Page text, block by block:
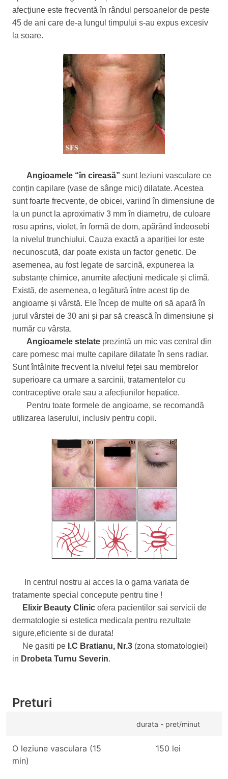
afecțiune este frecventă în rândul persoanelor de peste
45 de ani care de-a lungul timpului s-au expus excesiv
la soare.
Angioamele “în cireasă” sunt leziuni vasculare ce
conțin capilare (vase de sânge mici) dilatate. Acestea
sunt foarte frecvente, de obicei, variind în dimensiune de
la un punct la aproximativ 3 mm în diametru, de culoare
rosu aprins, violet, în formă de dom, apărând îndeosebi
la nivelul trunchiului. Cauza exactă a apariției lor este
necunoscută, dar poate exista un factor genetic. De
asemenea, au fost legate de sarcină, expunerea la
substanțe chimice, anumite afecțiuni medicale și climă.
Există, de asemenea, o legătură între acest tip de
angioame și vârstă. Ele încep de multe ori să apară în
jurul vârstei de 30 ani și par să crească în dimensiune și
număr cu vârsta.
Angioamele stelate prezintă un mic vas central din
care pornesc mai multe capilare dilatate în sens radiar.
Sunt întâlnite frecvent la nivelul feței sau membrelor
superioare ca urmare a sarcinii, tratamentelor cu
contraceptive orale sau a afecțiunilor hepatice.
Pentru toate formele de angioame, se recomandă
utilizarea laserului, inclusiv pentru copii.
In centrul nostru ai acces la o gama variata de
tratamente special concepute pentru tine !
Elixir Beauty Clinic ofera pacientilor sai servicii de
dermatologie si estetica medicala pentru rezultate
sigure,eficiente si de durata!
Ne gasiti pe I.C Bratianu, Nr.3 (zona stomatologiei)
in Drobeta Turnu Severin.
Preturi
durata - pret/minut
O leziune vasculara (15
min)
150 lei